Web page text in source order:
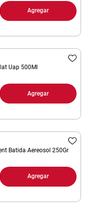
Agregar
Uap 500Ml
Agregar
Batida Aereosol 250Gr
Agregar